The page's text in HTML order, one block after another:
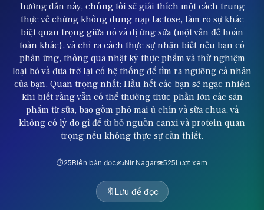
hướng dẫn này, chúng tôi sẽ giải thích một cách trung
thực về chứng không dung nạp lactose, làm rõ sự khác
biệt quan trọng giữa nó và dị ứng sữa (một vấn đề hoàn
toàn khác), và chỉ ra cách thực sự nhận biết nếu bạn có
phản ứng, thông qua nhật ký thực phẩm và thử nghiệm
loại bỏ và đưa trở lại có hệ thống để tìm ra ngưỡng cá nhân
của bạn. Quan trọng nhất: Hầu hết các bạn sẽ ngạc nhiên
khi biết rằng vẫn có thể thưởng thức phần lớn các sản
phẩm từ sữa, bao gồm phô mai ủ chín và sữa chua, và
không có lý do gì để từ bỏ nguồn canxi và protein quan
trọng nếu không thực sự cần thiết.
⏱️25Biên bản đọc✍️Nir Nagar👁️525Lượt xem
🔖Lưu để đọc